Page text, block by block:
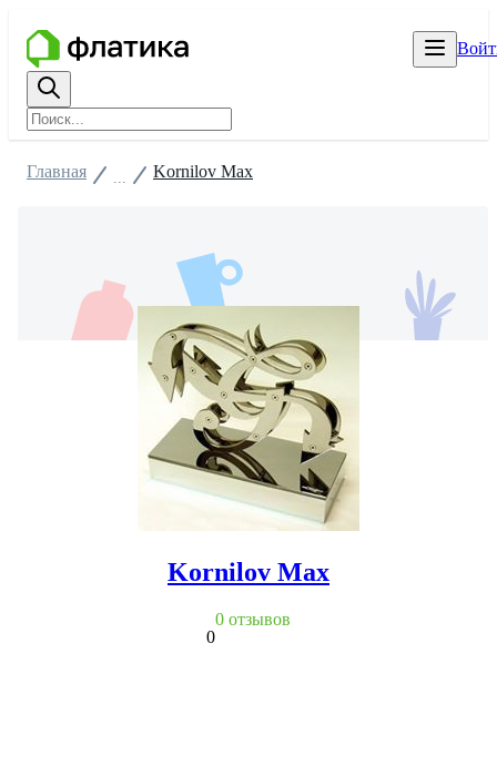
Главная Kornilov Max
Kornilov Max
0
0 отзывов